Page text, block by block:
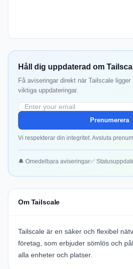
Håll dig uppdaterad om
Få aviseringar direkt när Tailscale
viktiga uppdateringar.
Prenumerera
Vi respekterar din integritet. Avsluta
🔔 Omedelbara aviseringar✅
Om Tailscale
Tailscale är en säker och flexibel
företag, som erbjuder sömlös och
alla enheter och platser.